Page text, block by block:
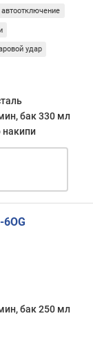
не
автоотключение
удар
бак 330 мл
накипи
бак 250 мл